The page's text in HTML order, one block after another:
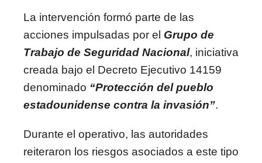
La intervención formó parte de las
acciones impulsadas por el Grupo de
Trabajo de Seguridad Nacional, iniciativa
creada bajo el Decreto Ejecutivo 14159
denominado “Protección del pueblo
estadounidense contra la invasión”.
Durante el operativo, las autoridades
reiteraron los riesgos asociados a este tipo